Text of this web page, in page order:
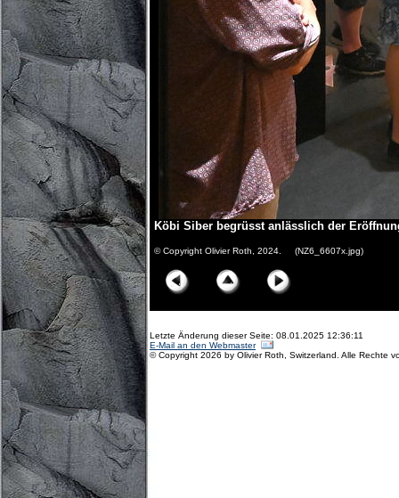
Köbi Siber begrüsst anlässlich der
© Copyright Olivier Roth, 2024. (NZ6_6607x.jpg)
Letzte Änderung dieser Seite: 08.01.2025 12:36:11
E-Mail an den Webmaster
© Copyright 2026 by Olivier Roth, Switzerland. Alle Rechte